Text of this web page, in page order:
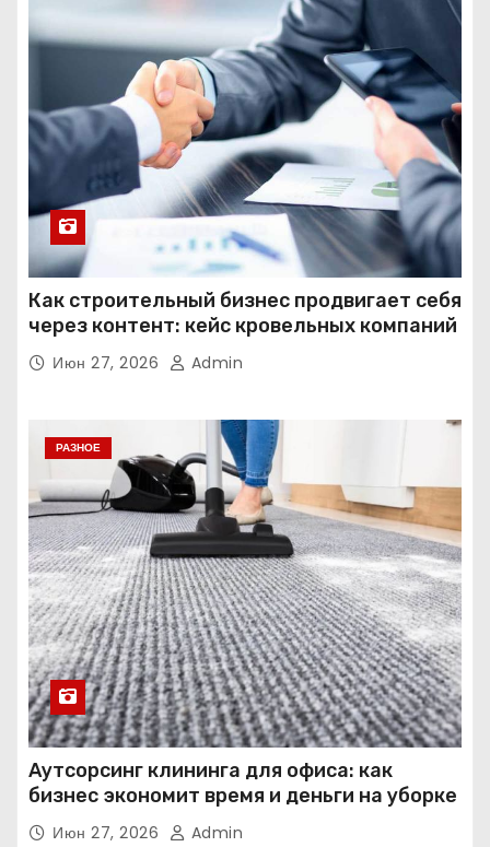
Как строительный бизнес продвигает себя
через контент: кейс кровельных компаний
Июн 27, 2026 Admin
РАЗНОЕ
Аутсорсинг клининга для офиса: как
бизнес экономит время и деньги на уборке
Июн 27, 2026 Admin